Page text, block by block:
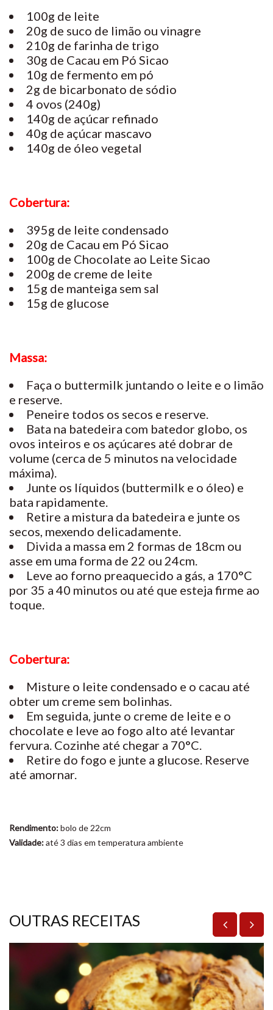
100g de leite
20g de suco de limão ou vinagre
210g de farinha de trigo
30g de Cacau em Pó Sicao
10g de fermento em pó
2g de bicarbonato de sódio
4 ovos (240g)
140g de açúcar refinado
40g de açúcar mascavo
140g de óleo vegetal
Cobertura:
395g de leite condensado
20g de Cacau em Pó Sicao
100g de Chocolate ao Leite Sicao
200g de creme de leite
15g de manteiga sem sal
15g de glucose
Massa:
Faça o buttermilk juntando o leite e o limão
e reserve.
Peneire todos os secos e reserve.
Bata na batedeira com batedor globo, os
ovos inteiros e os açúcares até dobrar de
volume (cerca de 5 minutos na velocidade
máxima).
Junte os líquidos (buttermilk e o óleo) e
bata rapidamente.
Retire a mistura da batedeira e junte os
secos, mexendo delicadamente.
Divida a massa em 2 formas de 18cm ou
asse em uma forma de 22 ou 24cm.
Leve ao forno preaquecido a gás, a 170°C
por 35 a 40 minutos ou até que esteja firme ao
toque.
Cobertura:
Misture o leite condensado e o cacau até
obter um creme sem bolinhas.
Em seguida, junte o creme de leite e o
chocolate e leve ao fogo alto até levantar
fervura. Cozinhe até chegar a 70°C.
Retire do fogo e junte a glucose. Reserve
até amornar.
Rendimento:bolo de 22cm
Validade:até 3 dias em temperatura ambiente
OUTRAS RECEITAS